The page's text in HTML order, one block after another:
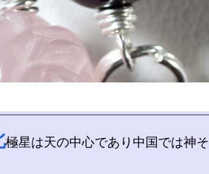
極星は天の中心であり中国では神